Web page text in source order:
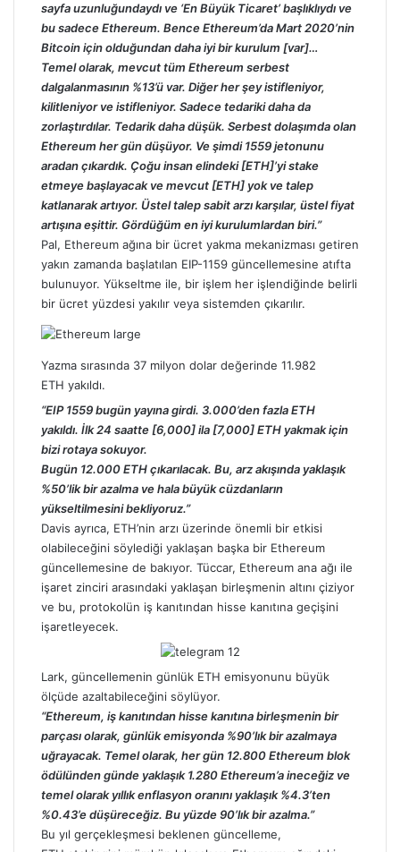
sayfa uzunluğundaydı ve ‘En Büyük Ticaret’ başlıklıydı ve
bu sadece Ethereum. Bence Ethereum’da Mart 2020’nin
Bitcoin için olduğundan daha iyi bir kurulum [var]…
Temel olarak, mevcut tüm Ethereum serbest
dalgalanmasının %13’ü var. Diğer her şey istifleniyor,
kilitleniyor ve istifleniyor. Sadece tedariki daha da
zorlaştırdılar. Tedarik daha düşük. Serbest dolaşımda olan
Ethereum her gün düşüyor. Ve şimdi 1559 jetonunu
aradan çıkardık. Çoğu insan elindeki [ETH]’yi stake
etmeye başlayacak ve mevcut [ETH] yok ve talep
katlanarak artıyor. Üstel talep sabit arzı karşılar, üstel fiyat
artışına eşittir. Gördüğüm en iyi kurulumlardan biri.”
Pal, Ethereum ağına bir ücret yakma mekanizması getiren
yakın zamanda başlatılan EIP-1159 güncellemesine atıfta
bulunuyor. Yükseltme ile, bir işlem her işlendiğinde belirli
bir ücret yüzdesi yakılır veya sistemden çıkarılır.
Yazma sırasında 37 milyon dolar değerinde 11.982
ETH yakıldı.
“EIP 1559 bugün yayına girdi. 3.000’den fazla ETH
yakıldı. İlk 24 saatte [6,000] ila [7,000] ETH yakmak için
bizi rotaya sokuyor.
Bugün 12.000 ETH çıkarılacak. Bu, arz akışında yaklaşık
%50’lik bir azalma ve hala büyük cüzdanların
yükseltilmesini bekliyoruz.”
Davis ayrıca, ETH’nin arzı üzerinde önemli bir etkisi
olabileceğini söylediği yaklaşan başka bir Ethereum
güncellemesine de bakıyor. Tüccar, Ethereum ana ağı ile
işaret zinciri arasındaki yaklaşan birleşmenin altını çiziyor
ve bu, protokolün iş kanıtından hisse kanıtına geçişini
işaretleyecek.
Lark, güncellemenin günlük ETH emisyonunu büyük
ölçüde azaltabileceğini söylüyor.
“Ethereum, iş kanıtından hisse kanıtına birleşmenin bir
parçası olarak, günlük emisyonda %90’lık bir azalmaya
uğrayacak. Temel olarak, her gün 12.800 Ethereum blok
ödülünden günde yaklaşık 1.280 Ethereum’a ineceğiz ve
temel olarak yıllık enflasyon oranını yaklaşık %4.3’ten
%0.43’e düşüreceğiz. Bu yüzde 90’lık bir azalma.”
Bu yıl gerçekleşmesi beklenen güncelleme,